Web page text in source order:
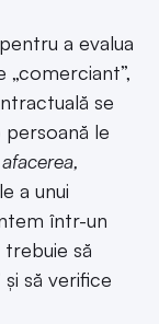
a evalua
se
le
a unui
într-un
să
și să verifice